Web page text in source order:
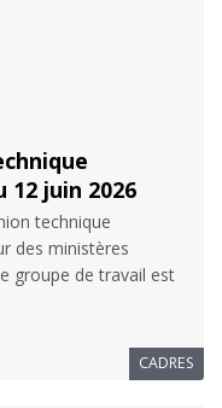
CADRES
12 juin 2026
technique
des ministères
groupe de travail est